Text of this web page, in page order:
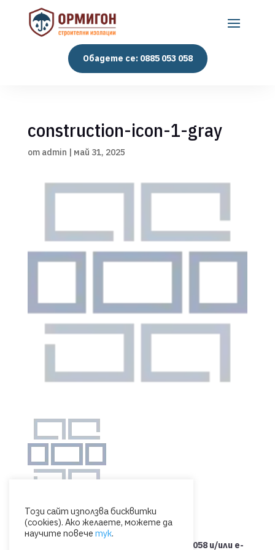
Обадете се: 0885 053 058
construction-icon-1-gray
от admin | май 31, 2025
Свържете се с нас на тел.: 0885 053 058 и/или e-
Този сайт използва бисквитки
(cookies). Ако желаете, можете да
научите повече тук.